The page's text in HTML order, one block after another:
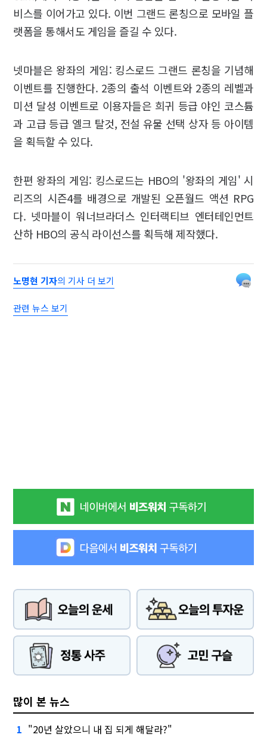
비스를 이어가고 있다. 이번 그랜드 론칭으로 모바일 플
랫폼을 통해서도 게임을 즐길 수 있다.
넷마블은 왕좌의 게임: 킹스로드 그랜드 론칭을 기념해
이벤트를 진행한다. 2종의 출석 이벤트와 2종의 레벨과
미션 달성 이벤트로 이용자들은 희귀 등급 야인 코스튬
과 고급 등급 엘크 탈것, 전설 유물 선택 상자 등 아이템
을 획득할 수 있다.
한편 왕좌의 게임: 킹스로드는 HBO의 '왕좌의 게임' 시
리즈의 시즌4를 배경으로 개발된 오픈월드 액션 RPG
다. 넷마블이 워너브라더스 인터랙티브 엔터테인먼트
산하 HBO의 공식 라이선스를 획득해 제작했다.
노명현 기자의 기사 더 보기
관련 뉴스 보기
많이 본 뉴스
1 "20년 살았으니 내 집 되게 해달라?"